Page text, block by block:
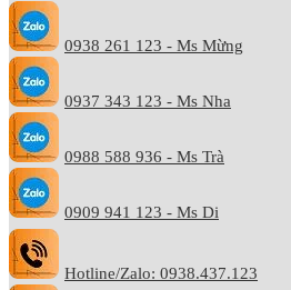
0938 261 123 - Ms Mừng
0937 343 123 - Ms Nha
0988 588 936 - Ms Trà
0909 941 123 - Ms Di
Hotline/Zalo: 0938.437.123